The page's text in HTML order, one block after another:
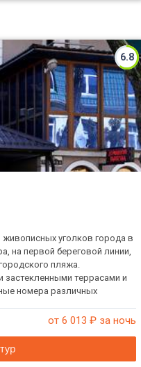
6.8
уголков города в
на первой береговой линии,
пляжа.
террасами и
номера различных
и закрытая, есть места
находятся
города.
от 6 013 ₽ за ночь